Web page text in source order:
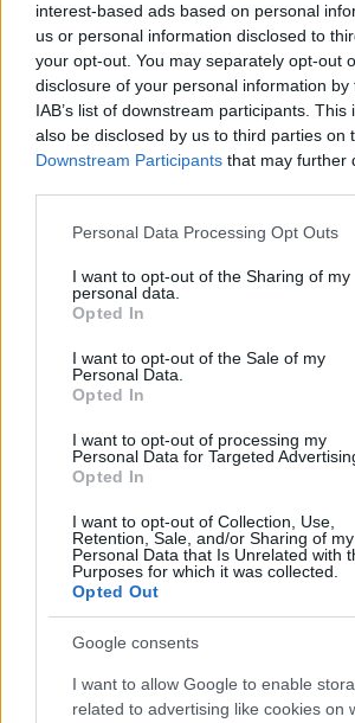
interest-based ads based on personal
us or personal information disclosed to
your opt-out. You may separately opt-out
disclosure of your personal information
IAB’s list of downstream participants.
also be disclosed by us to third parties on
Downstream Participants that may further
Please note that this website/app uses
not limited to your visit or usage
grant or deny consent to Google and its
use your data for below specified
consent section.
Personal Data Processing Opt Outs
I want to opt-out of the Sharing of my
personal data.
Opted In
I want to opt-out of the Sale of my
Personal Data.
Opted In
I want to opt-out of processing my
Personal Data for Targeted
Opted In
I want to opt-out of Collection, Use,
Retention, Sale, and/or Sharing of my
Personal Data that Is Unrelated with
Purposes for which it was collected.
Opted Out
Google consents
I want to allow Google to enable
related to advertising like cookies on